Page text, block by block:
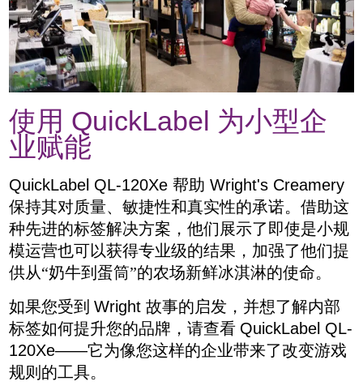
使用 QuickLabel 为小型企
业赋能
QuickLabel QL-120Xe帮助 Wright's Creamery
保持其对质量、敏捷性和真实性的承诺。借助这
种先进的标签解决方案，他们展示了即使是小规
模运营也可以获得专业级的结果，加强了他们提
供从“奶牛到蛋筒”的农场新鲜冰淇淋的使命。
如果您受到 Wright 故事的启发，并想了解内部
标签如何提升您的品牌，请查看 QuickLabel QL-
120Xe——它为像您这样的企业带来了改变游戏
规则的工具。